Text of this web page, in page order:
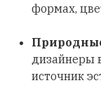
формах,
дизайнеры
источник